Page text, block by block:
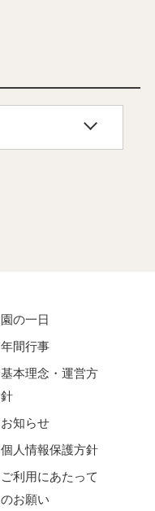
園の一日
年間行事
基本理念・運営方
針
お知らせ
個人情報保護方針
ご利用にあたって
のお願い